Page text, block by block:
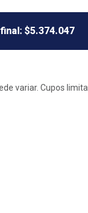
$5.374.047
variar. Cupos